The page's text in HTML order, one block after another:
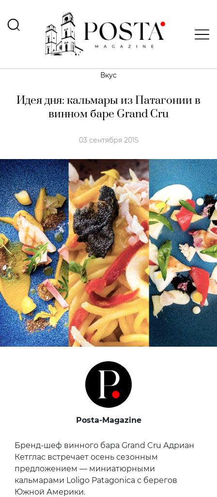
Вкус
Идея дня: кальмары из Патагонии в
винном баре Grand Cru
03 сентября 2015
Posta-Magazine
Бренд-шеф винного бара Grand Cru Адриан
Кетглас встречает осень сезонным
предложением — миниатюрными
кальмарами Loligo Patagonica с берегов
Южной Америки.